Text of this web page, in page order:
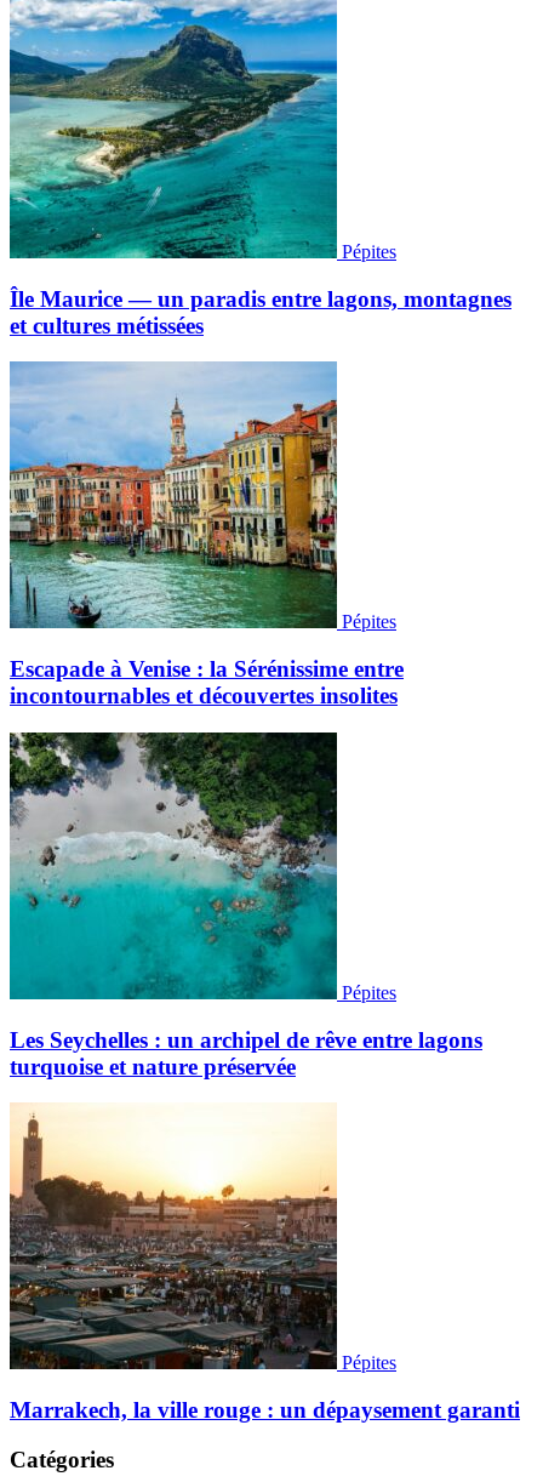
Pépites
Île Maurice — un paradis entre lagons, montagnes
et cultures métissées
Pépites
Escapade à Venise : la Sérénissime entre
incontournables et découvertes insolites
Pépites
Les Seychelles : un archipel de rêve entre lagons
turquoise et nature préservée
Pépites
Marrakech, la ville rouge : un dépaysement garanti
Catégories